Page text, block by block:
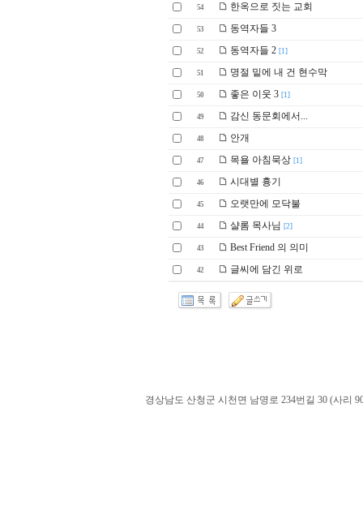
54 한옥으로 짓는 교회
53 동역자들 3
52 동역자들 2 [1]
51 명절 밑에 내 건 현수막
50 좋은 이웃 3 [1]
49 감신 동문회에서...
48 안개
47 목욜 아침묵상 [1]
46 시대별 흉기
45 오랫만에 모닥불
44 샬롬 목사님 [2]
43 Best Friend 의 의미
42 글씨에 담긴 위로
경상남도 산청군 시천면 남명로 234번길 30 (사리